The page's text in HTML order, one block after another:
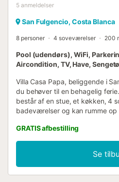
5 anmeldelser
San Fulgencio, Costa Blanca
8 personer 4 soveværelser 200
Pool (udendørs), WiFi,
Aircondition, TV, Have,
Villa Casa Papa, beliggende i
du behøver til en behagelig
består af en stue, et køkken, 4
badeværelser og kan rumme op
videoopkald) med et dedikeret
hjemmekontor, et smart-tv med
aircondition i stuen, spisestuen
en vaskemaskine. En
Denne villa har et privat
GRATIS afbestilling
Se